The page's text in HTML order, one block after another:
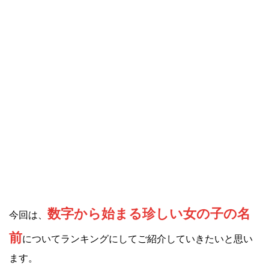
今回は、 数字から始まる珍しい女の子の名
前についてランキングにしてご紹介していきたいと思い
ます。